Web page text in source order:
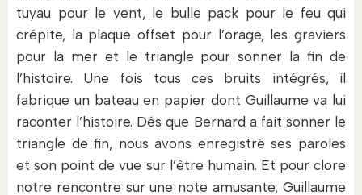
tuyau pour le vent, le bulle pack pour le feu qui
crépite, la plaque offset pour l’orage, les graviers
pour la mer et le triangle pour sonner la fin de
l’histoire. Une fois tous ces bruits intégrés, il
fabrique un bateau en papier dont Guillaume va lui
raconter l’histoire. Dés que Bernard a fait sonner le
triangle de fin, nous avons enregistré ses paroles
et son point de vue sur l’être humain. Et pour clore
notre rencontre sur une note amusante, Guillaume